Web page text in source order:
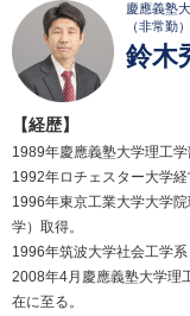
慶應義塾
（非常勤）
鈴木
【経歴】
1989年慶應義塾大学理工学
1992年ロチェスター大学経
1996年東京工業大学大学
学）取得。
1996年筑波大学社会工学
2008年4月慶應義塾大学理
在に至る。